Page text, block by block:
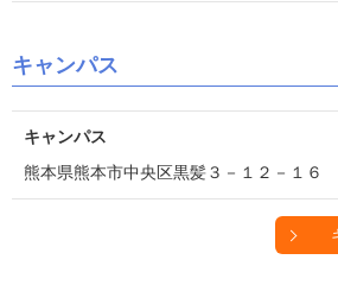
キャンパス
キャンパス
熊本県熊本市中央区黒髪３－１２－１６